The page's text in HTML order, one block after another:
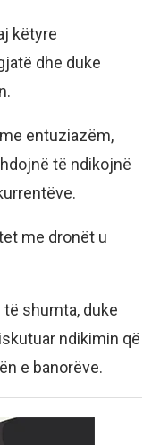
këtyre
dhe duke
entuziazëm,
të ndikojnë
me dronët u
shumta, duke
ndikimin që
e banorëve.